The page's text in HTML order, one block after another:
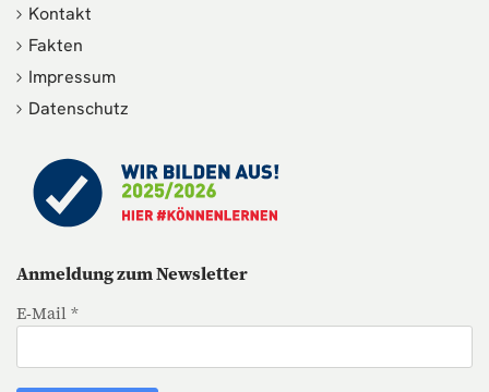
Kontakt
Fakten
Impressum
Datenschutz
Anmeldung zum Newsletter
E-Mail *